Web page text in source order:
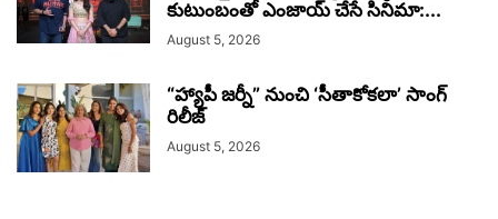
కుటుంబంతో ఎంజాయ్ చేసే సినిమా:...
August 5, 2026
“హ్యాపీ జర్నీ” నుంచి ‘సీతాకోకలా’ సాంగ్
రిలీజ్
August 5, 2026